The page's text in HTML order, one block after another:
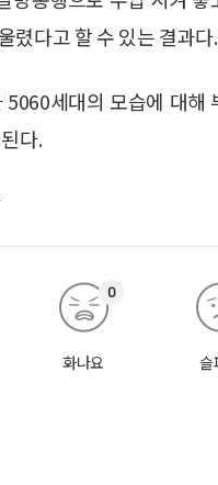
렸다고 할 수 있는 결과다.
세대의 모습에 대
다.
화나요
0
슬